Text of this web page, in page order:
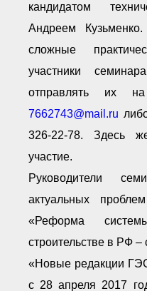
кандидатом
Андреем
сложные
участники
отправлять их
7662743@mail.ru
326-22-78. Здесь
участие.
Руководители
актуальных
«Реформа
строительстве в РФ –
«Новые редакции
с 28 апреля 2017